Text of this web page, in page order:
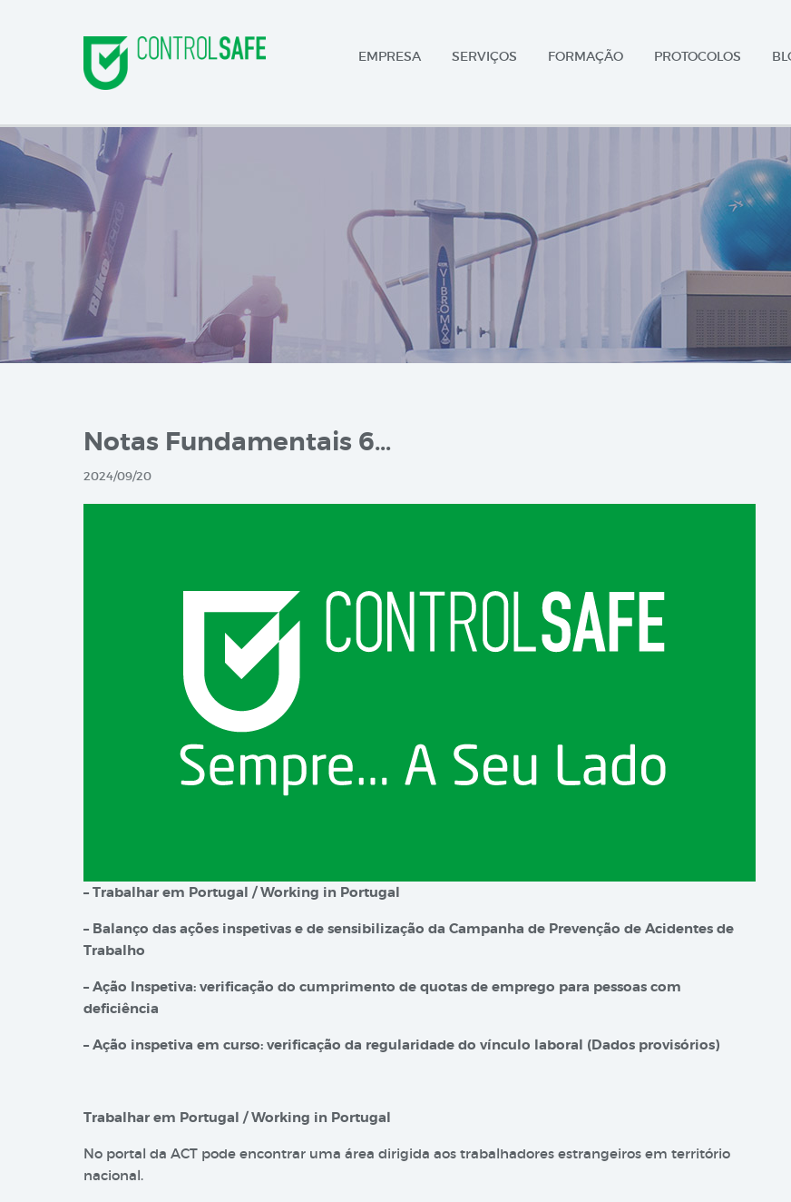
EMPRESA SERVIÇOS FORMAÇÃO PROTOCOLOS
Notas Fundamentais 6…
2024/09/20
– Trabalhar em Portugal / Working in Portugal
– Balanço das ações inspetivas e de sensibilização da Campanha de Prevenção de Acidentes de
Trabalho
– Ação Inspetiva: verificação do cumprimento de quotas de emprego para pessoas com
deficiência
– Ação inspetiva em curso: verificação da regularidade do vínculo laboral (Dados provisórios)
Trabalhar em Portugal / Working in Portugal
No portal da ACT pode encontrar uma área dirigida aos trabalhadores estrangeiros em território
nacional.​